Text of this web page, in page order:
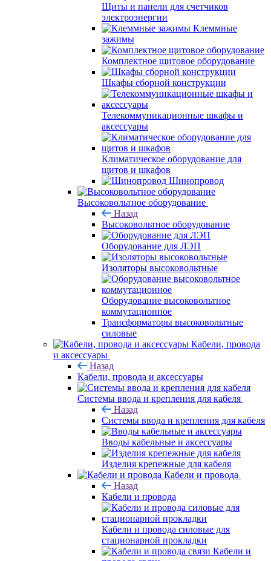
Щиты и панели для счетчиков
электроэнергии
Клеммные
зажимы
Комплектное щитовое оборудование
Шкафы сборной конструкции
Телекоммуникационные шкафы и
аксессуары
Климатическое оборудование для
щитов и шкафов
Шинопровод
Высоковольтное оборудование
Назад
Высоковольтное оборудование
Оборудование для ЛЭП
Изоляторы высоковольтные
Оборудование высоковольтное
коммутационное
Трансформаторы высоковольтные
силовые
Кабели, провода
и аксессуары
Назад
Кабели, провода и аксессуары
Системы ввода и крепления для кабеля
Назад
Системы ввода и крепления для кабеля
Вводы кабельные и аксессуары
Изделия крепежные для кабеля
Кабели и провода
Назад
Кабели и провода
Кабели и провода силовые для
стационарной прокладки
Кабели и